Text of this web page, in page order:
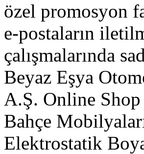
özel promosyon
e-postaların
çalışmalarında
Beyaz Eşya
A.Ş. Online
Bahçe
Elektrostatik